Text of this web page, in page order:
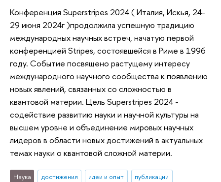
Конференция Superstripes 2024 ( Италия, Искья, 24-
29 июня 2024г )продолжила успешную традицию
международных научных встреч, начатую первой
конференцией Stripes, состоявшейся в Риме в 1996
году. Событие посвящено растущему интересу
международного научного сообщества к появлению
новых явлений, связанных со сложностью в
квантовой материи. Цель Superstripes 2024 -
содействие развитию науки и научной культуры на
высшем уровне и объединение мировых научных
лидеров в области новых достижений в актуальных
темах науки о квантовой сложной материи.
Наука достижения идеи и опыт
публикации